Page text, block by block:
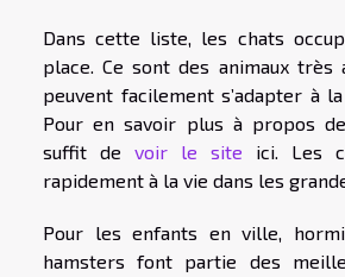
Dans cette liste, les chats
place. Ce sont des animaux très
peuvent facilement s’adapter à
Pour en savoir plus à propos
suffit de voir le site ici. Les
rapidement à la vie dans les
Pour les enfants en ville,
hamsters font partie des